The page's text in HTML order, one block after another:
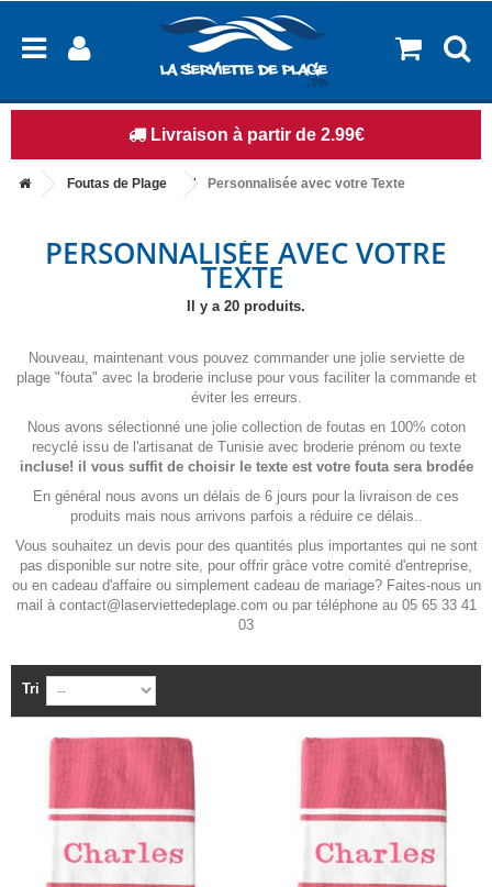
14 jours pour changer d'avis
Foutas de Plage Personnalisée avec votre Texte
PERSONNALISÉE AVEC VOTRE
TEXTE
Il y a 20 produits.
Nouveau, maintenant vous pouvez commander une jolie serviette de
plage "fouta" avec la broderie incluse pour vous faciliter la commande et
éviter les erreurs.
Nous avons sélectionné une jolie collection de foutas en 100% coton
recyclé issu de l'artisanat de Tunisie avec broderie prénom ou texte
incluse! il vous suffit de choisir le texte est votre fouta sera brodée
En général nous avons un délais de 6 jours pour la livraison de ces
produits mais nous arrivons parfois a réduire ce délais..
Vous souhaitez un devis pour des quantités plus importantes qui ne sont
pas disponible sur notre site, pour offrir gràce votre comité d'entreprise,
ou en cadeau d'affaire ou simplement cadeau de mariage? Faites-nous un
mail à contact@laserviettedeplage.com ou par téléphone au 05 65 33 41
03
Tri